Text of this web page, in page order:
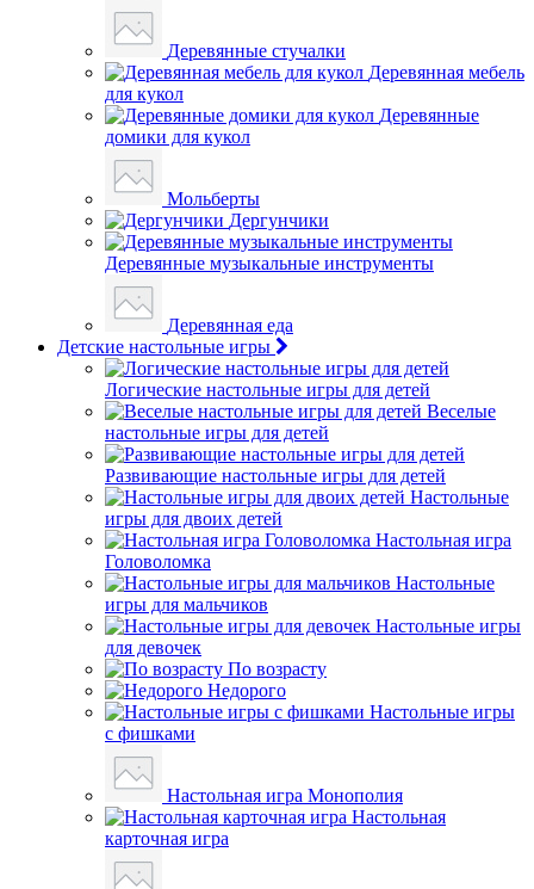
Деревянные стучалки
Деревянная мебель
для кукол
Деревянные
домики для кукол
Мольберты
Дергунчики
Деревянные музыкальные инструменты
Деревянная еда
Детские настольные игры
Логические настольные игры для детей
Веселые
настольные игры для детей
Развивающие настольные игры для детей
Настольные
игры для двоих детей
Настольная игра
Головоломка
Настольные
игры для мальчиков
Настольные игры
для девочек
По возрасту
Недорого
Настольные игры
с фишками
Настольная игра Монополия
Настольная
карточная игра